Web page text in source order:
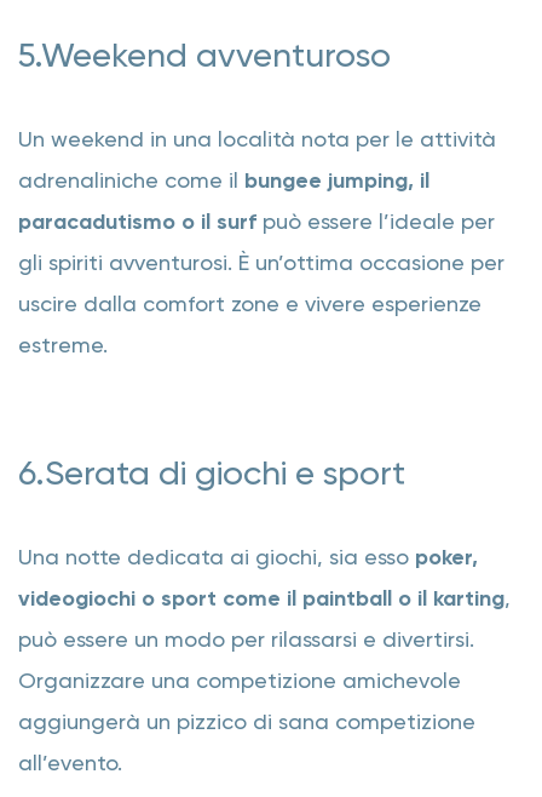
5.Weekend avventuroso
Un weekend in una località nota per le attività
adrenaliniche come il bungee jumping, il
paracadutismo o il surf può essere l’ideale per
gli spiriti avventurosi. È un’ottima occasione per
uscire dalla comfort zone e vivere esperienze
estreme.
6.Serata di giochi e sport
Una notte dedicata ai giochi, sia esso poker,
videogiochi o sport come il paintball o il karting,
può essere un modo per rilassarsi e divertirsi.
Organizzare una competizione amichevole
aggiungerà un pizzico di sana competizione
all’evento.